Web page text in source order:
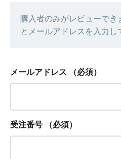
購入者のみがレビューで
とメールアドレスを入力し
メールアドレス （必須）
受注番号 （必須）